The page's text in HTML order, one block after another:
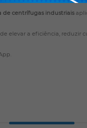
de centrífugas industriais
elevar a eficiência, reduzir